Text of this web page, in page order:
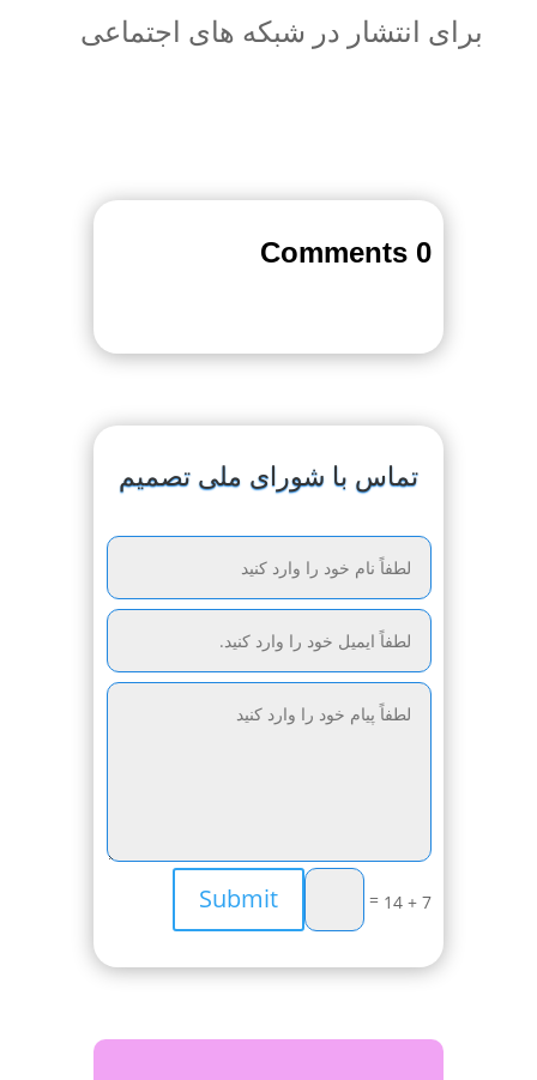
برای انتشار در شبکه های اجتماعی
0 Comments
تماس با شورای ملی تصمیم
7 + 14
=
Submit